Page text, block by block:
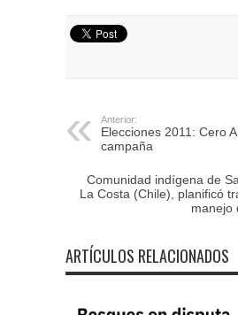
Anterior:
Elecciones 2011: Cero
campaña
Comunidad indígena de
La Costa (Chile), planificó
manejo
ARTÍCULOS RELACIONADOS